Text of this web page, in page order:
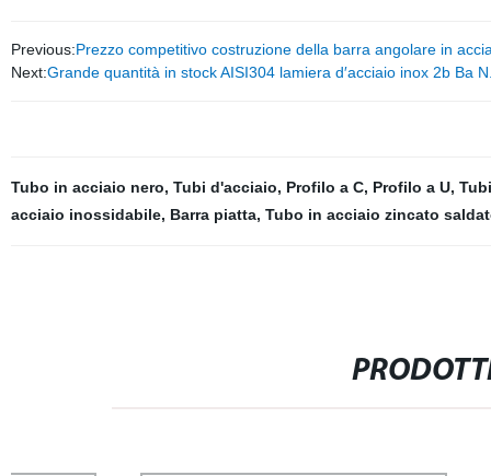
Previous:Prezzo competitivo costruzione della barra angolare in
Next:Grande quantità in stock AISI304 lamiera d′acciaio inox 2b Ba
Tubo in acciaio nero, Tubi d'acciaio, Profilo a C, Profilo a U,
acciaio inossidabile, Barra piatta, Tubo in acciaio zincato